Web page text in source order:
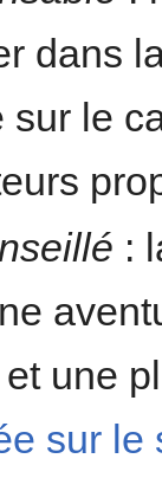
dans
sur le
:
une
sur le